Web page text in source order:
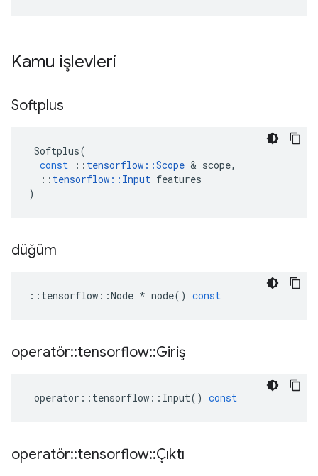
Kamu işlevleri
Softplus
Softplus(
const
:: tensorflow ::Scope & scope,
:: tensorflow :: Input features
)
düğüm
:: tensorflow ::Node * node() const
operatör::tensorflow::Giriş
operator :: tensorflow :: Input() const
operatör::tensorflow::Çıktı